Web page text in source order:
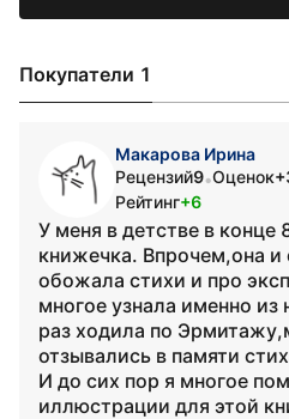
Покупатели 1
Макарова Ирина
Рецензий9•Оценок
Рейтинг+6
У меня в детстве в конце
книжечка. Впрочем,она и
обожала стихи и про
многое узнала именно из
раз ходила по
отзывались в памяти
И до сих пор я многое
иллюстрации для этой